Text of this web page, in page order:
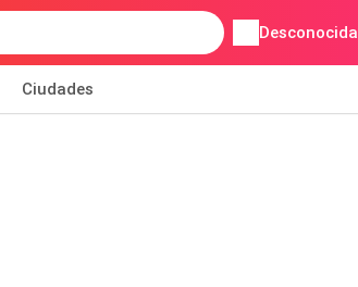
Desconocida
Ciudades